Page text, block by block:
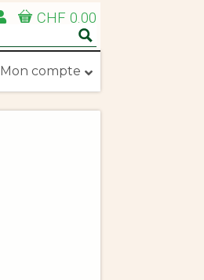
CHF 0.00
Mon compte